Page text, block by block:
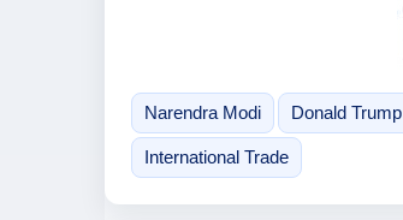
Narendra Modi Donald Trump
International Trade